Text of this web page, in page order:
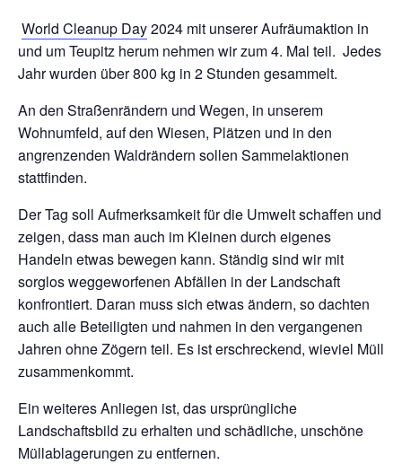
World Cleanup Day2024 mit unserer Aufräumaktion in
und um Teupitz herum nehmen wir zum 4. Mal teil. Jedes
Jahr wurden über 800 kg in 2 Stunden gesammelt.
An den Straßenrändern und Wegen, in unserem
Wohnumfeld, auf den Wiesen, Plätzen und in den
angrenzenden Waldrändern sollen Sammelaktionen
stattfinden.
Der Tag soll Aufmerksamkeit für die Umwelt schaffen und
zeigen, dass man auch im Kleinen durch eigenes
Handeln etwas bewegen kann. Ständig sind wir mit
sorglos weggeworfenen Abfällen in der Landschaft
konfrontiert. Daran muss sich etwas ändern, so dachten
auch alle Beteiligten und nahmen in den vergangenen
Jahren ohne Zögern teil. Es ist erschreckend, wieviel Müll
zusammenkommt.
Ein weiteres Anliegen ist, das ursprüngliche
Landschaftsbild zu erhalten und schädliche, unschöne
Müllablagerungen zu entfernen.